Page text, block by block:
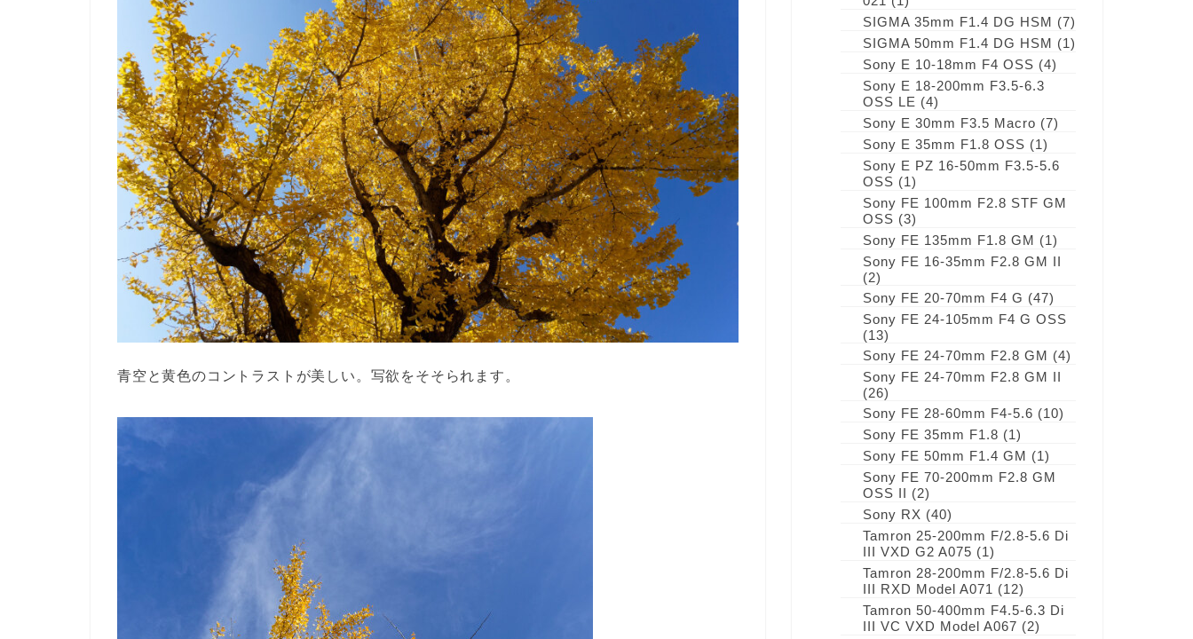
青空と黄色のコントラストが美しい。写欲をそそられます。
SIGMA 35mm F1.4 DG HSM (7)
SIGMA 50mm F1.4 DG HSM (1)
Sony E 10-18mm F4 OSS (4)
Sony E 18-200mm F3.5-6.3
OSS LE (4)
Sony E 30mm F3.5 Macro (7)
Sony E 35mm F1.8 OSS (1)
Sony E PZ 16-50mm F3.5-5.6
OSS (1)
Sony FE 100mm F2.8 STF GM
OSS (3)
Sony FE 135mm F1.8 GM (1)
Sony FE 16-35mm F2.8 GM II
(2)
Sony FE 20-70mm F4 G (47)
Sony FE 24-105mm F4 G OSS
(13)
Sony FE 24-70mm F2.8 GM (4)
Sony FE 24-70mm F2.8 GM II
(26)
Sony FE 28-60mm F4-5.6 (10)
Sony FE 35mm F1.8 (1)
Sony FE 50mm F1.4 GM (1)
Sony FE 70-200mm F2.8 GM
OSS II (2)
Sony RX (40)
Tamron 25-200mm F/2.8-5.6 Di
III VXD G2 A075 (1)
Tamron 28-200mm F/2.8-5.6 Di
III RXD Model A071 (12)
Tamron 50-400mm F4.5-6.3 Di
III VC VXD Model A067 (2)